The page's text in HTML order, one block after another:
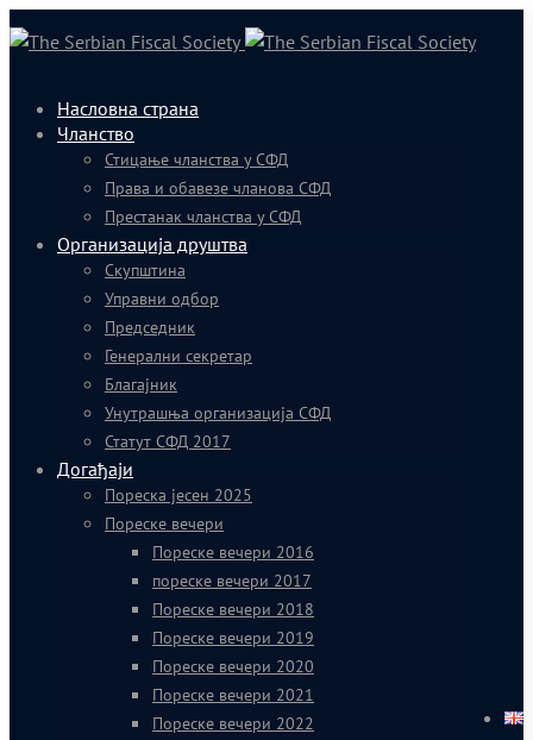
Насловна страна
Чланство
Стицање чланства у СФД
Права и обавезе чланова СФД
Престанак чланства у СФД
Организација друштва
Скупштина
Управни одбор
Председник
Генерални секретар
Благајник
Унутрашња организација СФД
Статут СФД 2017
Догађаји
Пореска јесен 2025
Пореске вечери
Пореске вечери 2016
пореске вечери 2017
Пореске вечери 2018
Пореске вечери 2019
Пореске вечери 2020
Пореске вечери 2021
Пореске вечери 2022